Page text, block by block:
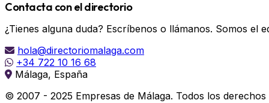
Contacta con el directorio
¿Tienes alguna duda? Escríbenos o llámanos. Somos el
hola@directoriomalaga.com
+34 722 10 16 68
Málaga, España
© 2007 - 2025 Empresas de Málaga. Todos los derechos